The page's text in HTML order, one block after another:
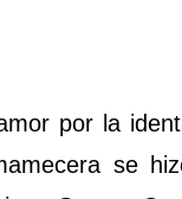
por la
se